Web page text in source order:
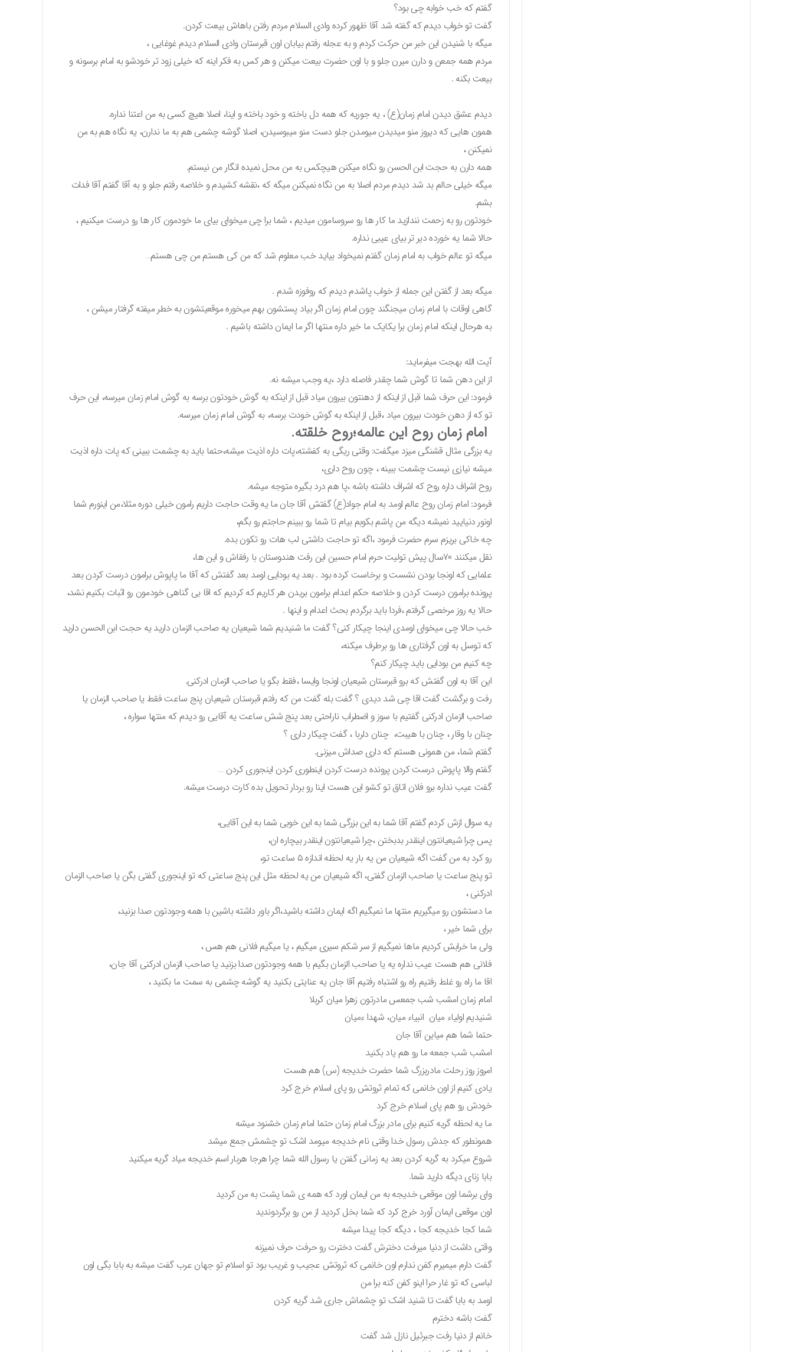
گفتم که خب خوابه چی بود؟
گفت تو خواب دیدم که گفته شد آقا ظهور کرده وادی السلام مردم رفتن باهاش بیعت کردن.
میگه با شنیدن این خبر من حرکت کردم و به عجله رفتم بیابان اون قبرستان وادی السلام دیدم غوغایی ،
مردم همه جمعن و دارن میرن جلو و با اون حضرت بیعت میکنن و هر کس به فکر اینه که خیلی زود تر خودشو به امام برسونه و
بیعت بکنه .
دیدم عشق دیدن امام زمان(ع) ، یه جوریه که همه دل باخته و خود باخته و اینا، اصلا هیچ کسی به من اعتنا نداره.
همون هایی که دیروز منو میدیدن میومدن جلو دست منو میبوسیدن، اصلا گوشه چشمی هم به ما ندارن، یه نگاه هم به من
نمیکنن ،
همه دارن به حجت ابن الحسن رو نگاه میکنن هیچکس به من محل نمیده انگار من نیستم.
میگه خیلی حالم بد شد دیدم مردم اصلا به من نگاه نمیکنن میگه که ،نقشه کشیدم و خلاصه رفتم جلو و به آقا گفتم آقا فدات
بشم.
خودتون رو به زحمت نندازید ما کار ها رو سروسامون میدیم ، شما برا چی میخوای بیای ما خودمون کار ها رو درست میکنیم ،
حالا شما یه خورده دیر تر بیای عیبی نداره.
میگه تو عالم خواب به امام زمان گفتم نمیخواد بیاید خب معلوم شد که من کی هستم من چی هستم…
میگه بعد از گفتن این جمله از خواب پاشدم دیدم که روفوزه شدم .
گاهی اوقات با امام زمان میجنگند چون امام زمان اگر بیاد پستشون بهم میخوره موقعیتشون به خطر میفته گرفتار میشن ،
به هرحال اینکه امام زمان برا یکایک ما خیر داره منتها اگر ما ایمان داشته باشیم .
آیت الله بهجت میفرماید:
از این دهن شما تا گوش شما چقدر فاصله دارد ،یه وجب میشه نه.
فرمود: این حرف شما قبل از اینکه از دهنتون بیرون میاد قبل از اینکه به گوش خودتون برسه به گوش امام زمان میرسه، این حرف
تو که از دهن خودت بیرون میاد ،قبل از اینکه به گوش خودت برسه، به گوش امام زمان میرسه.
امام زمان روح این عالمه؛روح خلقته.
یه بزرگی مثال قشنگی میزد میگفت: وقتی ریگی به کفشته،پات داره اذیت میشه،حتما باید به چشمت ببینی که پات داره اذیت
میشه نیازی نیست چشمت ببینه ، چون روح داری،
روح اشراف داره روح که اشراف داشته باشه ،پا هم درد بگیره متوجه میشه.
فرمود: امام زمان روح عالم اومد به امام جواد(ع) گفتش آقا جان ما یه وقت حاجت داریم رامون خیلی دوره مثلا،من اینورم شما
اونور دنیایید نمیشه دیگه من پاشم بکوبم بیام تا شما رو ببینم حاجتم رو بگم،
چه خاکی بریزم سرم حضرت فرمود ،اگه تو حاجت داشتی لب هات رو تکون بده.
نقل میکنند ۷۰سال پیش تولیت حرم امام حسین این رفت هندوستان با رفقاش و این ها،
علمایی که اونجا بودن نشست و برخاست کرده بود . بعد یه بودایی اومد بعد گفتش که آقا ما پاپوش برامون درست کردن بعد
پرونده برامون درست کردن و خلاصه حکم اعدام برامون بریدن هر کاریم که کردیم که اقا بی گناهی خودمون رو اثبات بکنیم نشد،
حالا یه روز مرخصی گرفتم ،فردا باید برگردم بحث اعدام و اینها .
خب حالا چی میخوای اومدی اینجا چیکار کنی؟ گفت ما شنیدیم شما شیعیان یه صاحب الزمان دارید یه حجت ابن الحسن دارید
که توسل به اون گرفتاری ها رو برطرف میکنه،
چه کنیم من بودایی باید چیکار کنم؟
این آقا به اون گفتش که برو قبرستان شیعیان اونجا وایسا ،فقط بگو یا صاحب الزمان ادرکنی.
رفت و برگشت گفت اقا چی شد دیدی ؟ گفت بله گفت من که رفتم قبرستان شیعیان پنج ساعت فقط یا صاحب الزمان یا
صاحب الزمان ادرکنی گفتیم با سوز و اضطراب ناراحتی بعد پنج شش ساعت یه آقایی رو دیدم که منتها سواره ،
چنان با وقار ، چنان با هیبت، چنان دلربا ، گفت چیکار داری ؟
گفتم شما، من همونی هستم که داری صداش میزنی.
گفتم والا پاپوش درست کردن پرونده درست کردن اینطوری کردن اینجوری کردن …
گفت عیب نداره برو فلان اتاق تو کشو این هست اینا رو بردار تحویل بده کارت درست میشه.
یه سوال ازش کردم گفتم آقا شما به این بزرگی شما به این خوبی شما به این آقایی،
پس چرا شیعیانتون اینقدر بدبختن ،چرا شیعیانتون اینقدر بیچاره ان،
رو کرد به من گفت اگه شیعیان من یه بار یه لحظه اندازه ۵ ساعت تو،
تو پنج ساعت یا صاحب الزمان گفتی، اگه شیعیان من یه لحظه مثل این پنج ساعتی که تو اینجوری گفتی بگن یا صاحب الزمان
ادرکنی ،
ما دستشون رو میگیریم منتها ما نمیگیم اگه ایمان داشته باشید،اگر باور داشته باشین با همه وجودتون صدا بزنید،
برای شما خیر ،
ولی ما خرابش کردیم ماها نمیگیم از سر شکم سیری میگیم ، یا میگیم فلانی هم هس ،
فلانی هم هست عیب نداره یه یا صاحب الزمان بگیم با همه وجودتون صدا بزنید یا صاحب الزمان ادرکنی آقا جان،
اقا ما راه رو غلط رفتیم راه رو اشتباه رفتیم آقا جان یه عنایتی بکنید یه گوشه چشمی به سمت ما بکنید ،
امام زمان امشب شب جمعس مادرتون زهرا میان کربلا
شنیدیم اولیاء میان انبیاء میان، شهدا ءمیان
حتما شما هم میاین آقا جان
امشب شب جمعه ما رو هم یاد بکنید
امروز روز رحلت مادربزرگ شما حضرت خدیجه (س) هم هست
یادی کنیم از اون خانمی که تمام ثروتش رو پای اسلام خرج کرد
خودش رو هم پای اسلام خرج کرد
ما یه لحظه گریه کنیم برای مادر بزرگ امام زمان حتما امام زمان خشنود میشه
همونطور که جدش رسول خدا وقتی نام خدیجه میومد اشک تو چشمش جمع میشد
شروع میکرد به گریه کردن بعد یه زمانی گفتن یا رسول الله شما چرا هرجا هربار اسم خدیجه میاد گریه میکنید
بابا زنای دیگه دارید شما.
وای برشما اون موقعی خدیجه به من ایمان اورد که همه ی شما پشت به من کردید
اون موقعی ایمان آورد خرج کرد که شما بخل کردید از من رو برگردوندید
شما کجا خدیجه کجا ، دیگه کجا پیدا میشه
وقتی داشت از دنیا میرفت دخترش گفت دخترت رو حرفت حرف نمیزنه
گفت دارم میمیرم کفن ندارم اون خانمی که ثروتش عجیب و غریب بود تو اسلام تو جهان عرب گفت میشه به بابا بگی اون
لباسی که تو غار حرا اینو کفن کنه برا من
اومد به بابا گفت تا شنید اشک تو چشماش جاری شد گریه کردن
گفت باشه دخترم
خانم از دنیا رفت جبرئیل نازل شد گفت